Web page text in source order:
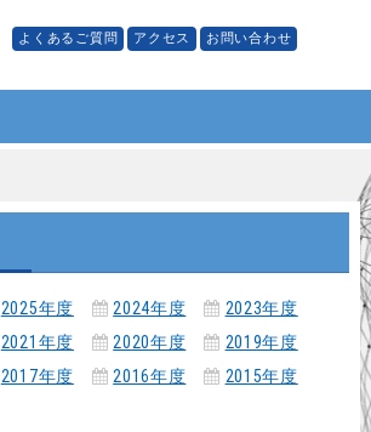
よくあるご質問 アクセス お問い合わせ
2025年度 2024年度
2023年度
2021年度 2020年度
2019年度
2017年度 2016年度 2015年度